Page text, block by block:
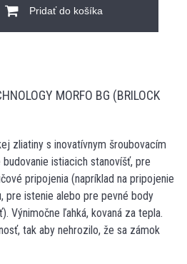
Pridať do košíka
MORFO BG (BRILOCK
zliatiny s inovatívnym šroubovacím
istiacich stanovíšť, pre
pripojenia (napríklad na pripojenie
pre istenie alebo pre pevné body
Výnimočne ľahká, kovaná za tepla.
tak aby nehrozilo, že sa zámok